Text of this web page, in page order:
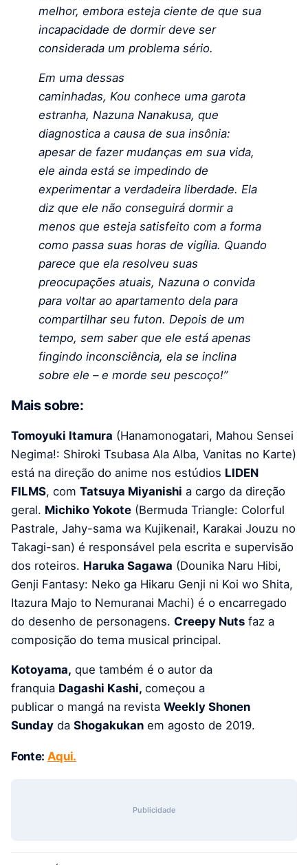
melhor, embora esteja ciente de que sua
incapacidade de dormir deve ser
considerada um problema sério.
Em uma dessas
caminhadas, Kou conhece uma garota
estranha, Nazuna Nanakusa, que
diagnostica a causa de sua insônia:
apesar de fazer mudanças em sua vida,
ele ainda está se impedindo de
experimentar a verdadeira liberdade. Ela
diz que ele não conseguirá dormir a
menos que esteja satisfeito com a forma
como passa suas horas de vigília. Quando
parece que ela resolveu suas
preocupações atuais, Nazuna o convida
para voltar ao apartamento dela para
compartilhar seu futon. Depois de um
tempo, sem saber que ele está apenas
fingindo inconsciência, ela se inclina
sobre ele – e morde seu pescoço!”
Mais sobre:
Tomoyuki Itamura (Hanamonogatari, Mahou Sensei
Negima!: Shiroki Tsubasa Ala Alba, Vanitas no Karte)
está na direção do anime nos estúdios LIDEN
FILMS, com Tatsuya Miyanishi a cargo da direção
geral. Michiko Yokote (Bermuda Triangle: Colorful
Pastrale, Jahy-sama wa Kujikenai!, Karakai Jouzu no
Takagi-san) é responsável pela escrita e supervisão
dos roteiros. Haruka Sagawa (Dounika Naru Hibi,
Genji Fantasy: Neko ga Hikaru Genji ni Koi wo Shita,
Itazura Majo to Nemuranai Machi) é o encarregado
do desenho de personagens. Creepy Nuts faz a
composição do tema musical principal.
Kotoyama, que também é o autor da
franquia Dagashi Kashi, começou a
publicar o mangá na revista Weekly Shonen
Sunday da Shogakukan em agosto de 2019.
Fonte: Aqui.
Publicidade